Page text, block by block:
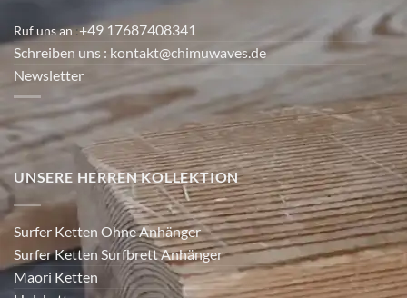
Ruf uns an:+49 17687408341
Schreiben uns : kontakt@chimuwaves.de
Newsletter
UNSERE HERREN KOLLEKTION
Surfer Ketten Ohne Anhänger
Surfer Ketten Surfbrett Anhänger
Maori Ketten